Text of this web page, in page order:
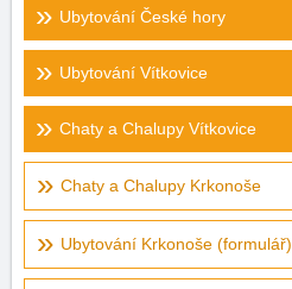
Ubytování České hory
Ubytování Vítkovice
Chaty a Chalupy Vítkovice
Chaty a Chalupy Krkonoše
Ubytování Krkonoše (formulář)